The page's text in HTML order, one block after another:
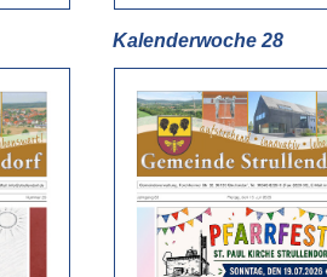
Kalenderwoche 28